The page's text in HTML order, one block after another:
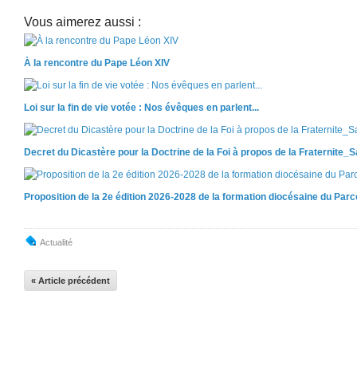
Vous aimerez aussi :
À la rencontre du Pape Léon XIV
Loi sur la fin de vie votée : Nos évêques en parlent...
Decret du Dicastère pour la Doctrine de la Foi à propos de la
Proposition de la 2e édition 2026-2028 de la formation diocésaine du
Actualité
« Article précédent